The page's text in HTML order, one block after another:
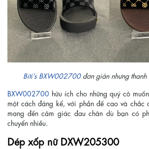
Biti’s BXW002700đơn giản nhưng thanh
BXW002700 hữu ích cho những quý cô
một cách đáng kể, với phần đế cao và chắc
mang đến cảm giác đau chân dù bạn có
chuyển nhiều.
Dép xốp nữ DXW205300